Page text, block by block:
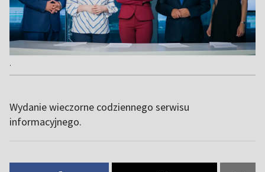
.
Wydanie wieczorne codziennego serwisu
informacyjnego.